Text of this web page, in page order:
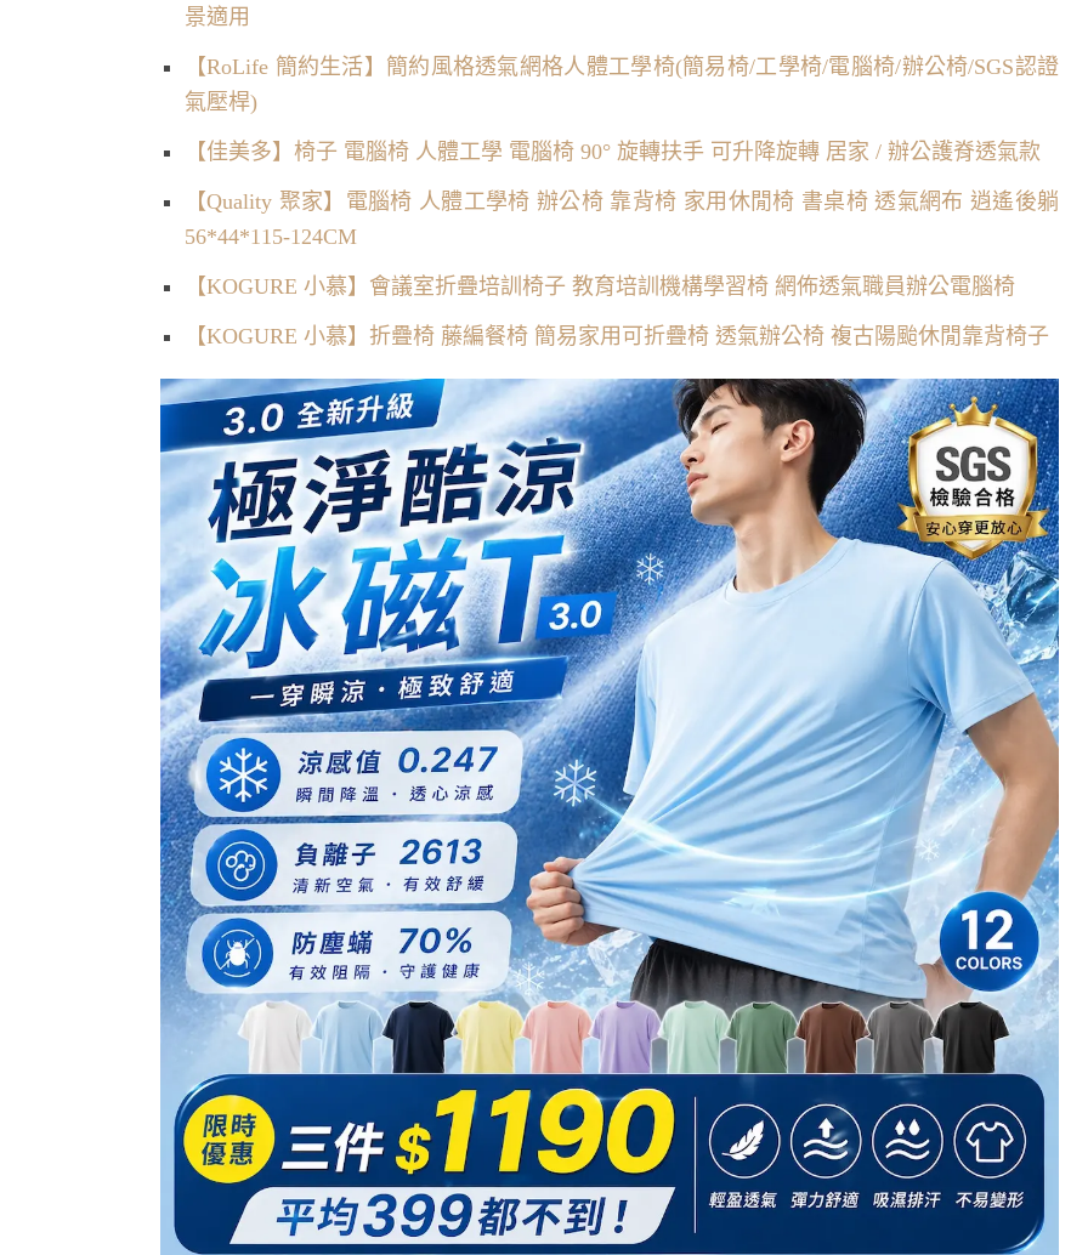
景適用
【RoLife 簡約生活】簡約風格透氣網格人體工學椅(簡易椅/工學椅/電腦椅/辦公椅/SGS認證
氣壓桿)
【佳美多】椅子 電腦椅 人體工學 電腦椅 90° 旋轉扶手 可升降旋轉 居家 / 辦公護脊透氣款
【Quality 聚家】電腦椅 人體工學椅 辦公椅 靠背椅 家用休閒椅 書桌椅 透氣網布 逍遙後躺
56*44*115-124CM
【KOGURE 小慕】會議室折疊培訓椅子 教育培訓機構學習椅 網佈透氣職員辦公電腦椅
【KOGURE 小慕】折疊椅 藤編餐椅 簡易家用可折疊椅 透氣辦公椅 複古陽颱休閒靠背椅子